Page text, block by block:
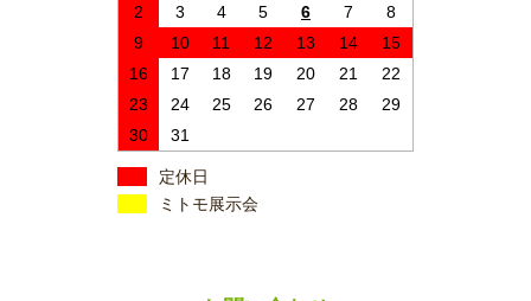
2
3 4 5 6 7
8
9
10 11 12 13 14
15
16
17 18 19 20 21
22
23
24 25 26 27 28
29
30
31
定休日
ミトモ展示会